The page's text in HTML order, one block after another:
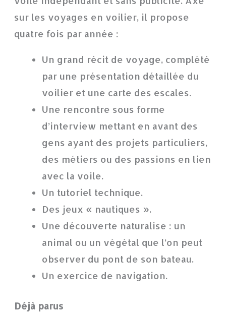
sur les voyages en voilier, il propose
quatre fois par année :
Un grand récit de voyage, complété
par une présentation détaillée du
voilier et une carte des escales.
Une rencontre sous forme
d’interview mettant en avant des
gens ayant des projets particuliers,
des métiers ou des passions en lien
avec la voile.
Un tutoriel technique.
Des jeux « nautiques ».
Une découverte naturalise : un
animal ou un végétal que l’on peut
observer du pont de son bateau.
Un exercice de navigation.
Déjà parus